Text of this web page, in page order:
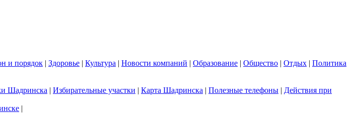
и порядок | Здоровье | Культура | Новости компаний | Образование | Общество | Отдых | Политика
Шадринска | Избирательные участки | Карта Шадринска | Полезные телефоны | Действия при
|